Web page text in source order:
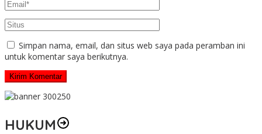
Simpan nama, email, dan situs web saya pada peramban ini
untuk komentar saya berikutnya.
HUKUM